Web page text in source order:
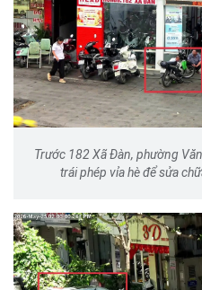
Trước 182 Xã Đàn, phường
trái phép vỉa hè để sửa